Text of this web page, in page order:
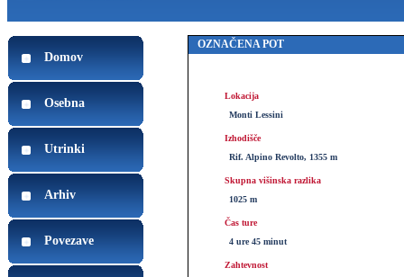
Domov
Osebna
Utrinki
Arhiv
Povezave
OZNAČENA POT
Lokacija
Monti Lessini
Izhodišče
Rif. Alpino Revolto, 1355 m
Skupna višinska razlika
1025 m
Čas ture
4 ure 45 minut
Zahtevnost